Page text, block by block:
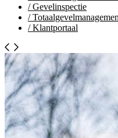
/Gevelinspectie
/
/Klantportaal